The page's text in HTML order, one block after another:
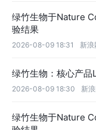
绿竹生物于Nature
验结果
2026-08-09 18:31 新浪
绿竹生物：核心产品
2026-08-09 18:30 新
绿竹生物于Nature